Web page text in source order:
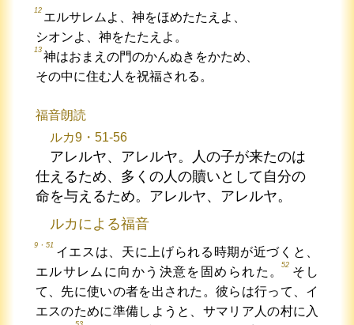
12
エルサレムよ、神をほめたたえよ、
シオンよ、神をたたえよ。
13
神はおまえの門のかんぬきをかため、
その中に住む人を祝福される。
福音朗読
ルカ9・51-56
アレルヤ、アレルヤ。人の子が来たのは
仕えるため、多くの人の贖いとして自分の
命を与えるため。アレルヤ、アレルヤ。
ルカによる福音
9・51
イエスは、天に上げられる時期が近づくと、
エルサレムに向かう決意を固められた。
52
そし
て、先に使いの者を出された。彼らは行って、イ
エスのために準備しようと、サマリア人の村に入